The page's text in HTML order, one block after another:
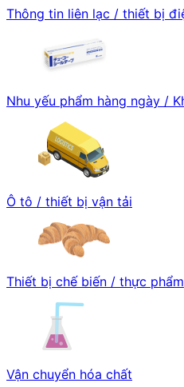
Thông tin liên lạc / thiết bị
Nhu yếu phẩm hàng ngày /
Ô tô / thiết bị vận tải
Thiết bị chế biến / thực phẩm
Vận chuyển hóa chất